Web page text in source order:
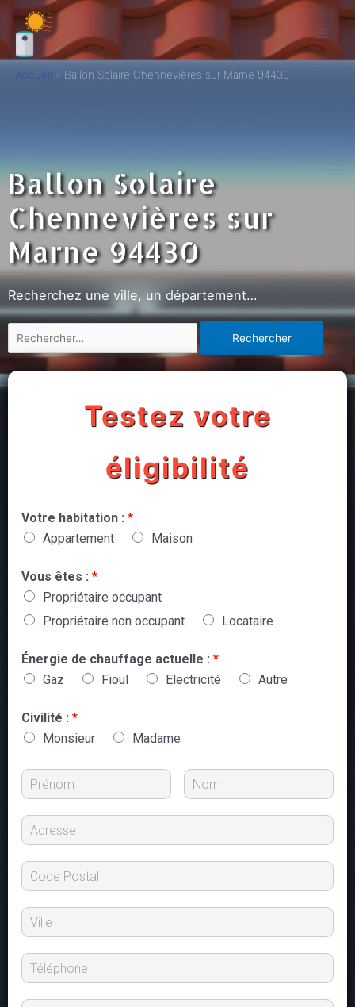
Accueil Ballon Solaire Chennevières sur Marne 94430
Ballon Solaire
Chennevières sur
Marne 94430
Recherchez une ville, un département…
Testez votre
éligibilité
Votre habitation : *
Appartement
Maison
Vous êtes : *
Propriétaire occupant
Propriétaire non occupant
Locataire
Énergie de chauffage actuelle : *
Gaz
Fioul Electricité Autre
Civilité : *
Monsieur
Madame